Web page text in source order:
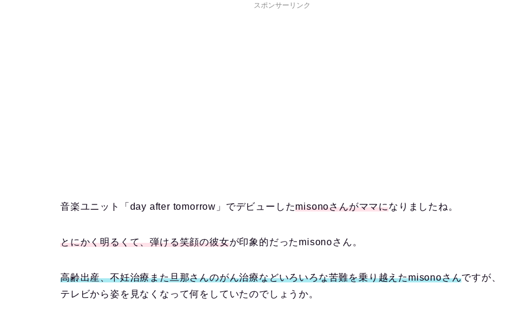
スポンサーリンク
音楽ユニット「day after tomorrow」でデビューしたmisonoさんがママになりましたね。
とにかく明るくて、弾ける笑顔の彼女が印象的だったmisonoさん。
高齢出産、不妊治療また旦那さんのがん治療などいろいろな苦難を乗り越えたmisonoさんですが、
テレビから姿を見なくなって何をしていたのでしょうか。